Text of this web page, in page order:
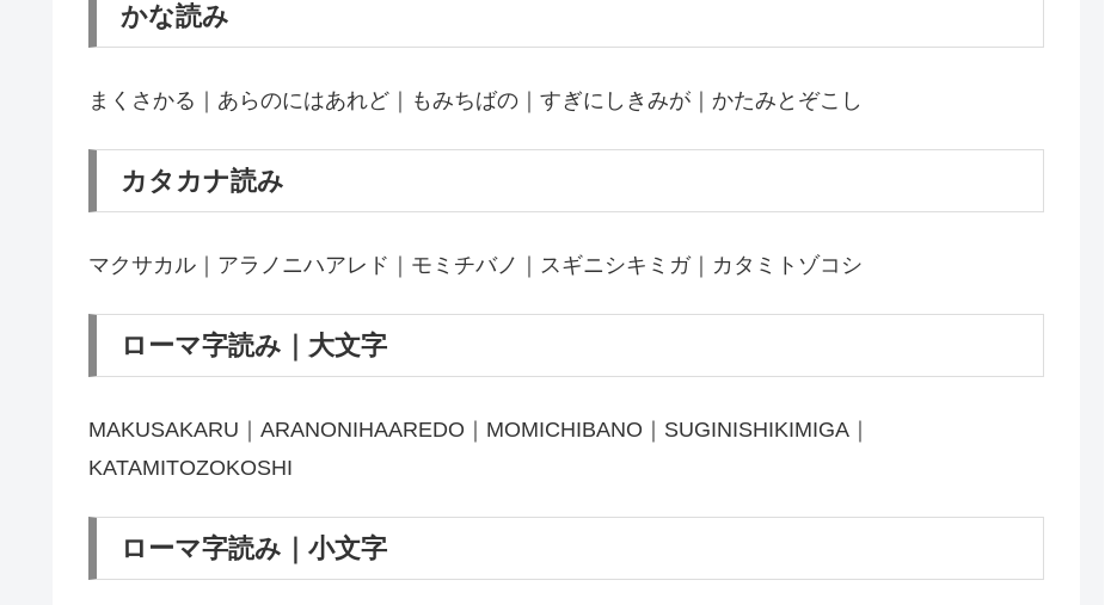
かな読み
まくさかる｜あらのにはあれど｜もみちばの｜すぎにしきみが｜かたみとぞこし
カタカナ読み
マクサカル｜アラノニハアレド｜モミチバノ｜スギニシキミガ｜カタミトゾコシ
ローマ字読み｜大文字
MAKUSAKARU｜ARANONIHAAREDO｜MOMICHIBANO｜SUGINISHIKIMIGA｜
KATAMITOZOKOSHI
ローマ字読み｜小文字